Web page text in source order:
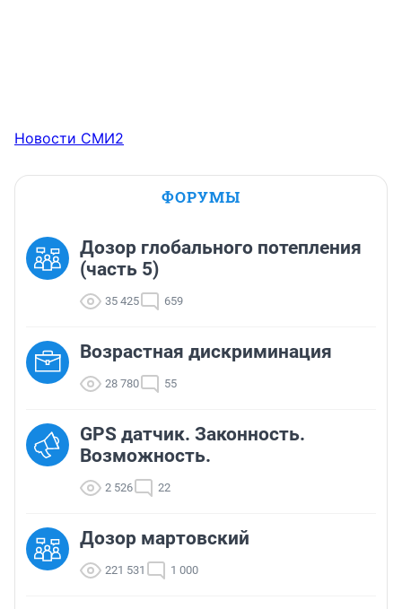
Новости СМИ2
ФОРУМЫ
Дозор глобального потепления
(часть 5)
35 425 659
Возрастная дискриминация
28 780 55
GPS датчик. Законность.
Возможность.
2 526 22
Дозор мартовский
221 531 1 000